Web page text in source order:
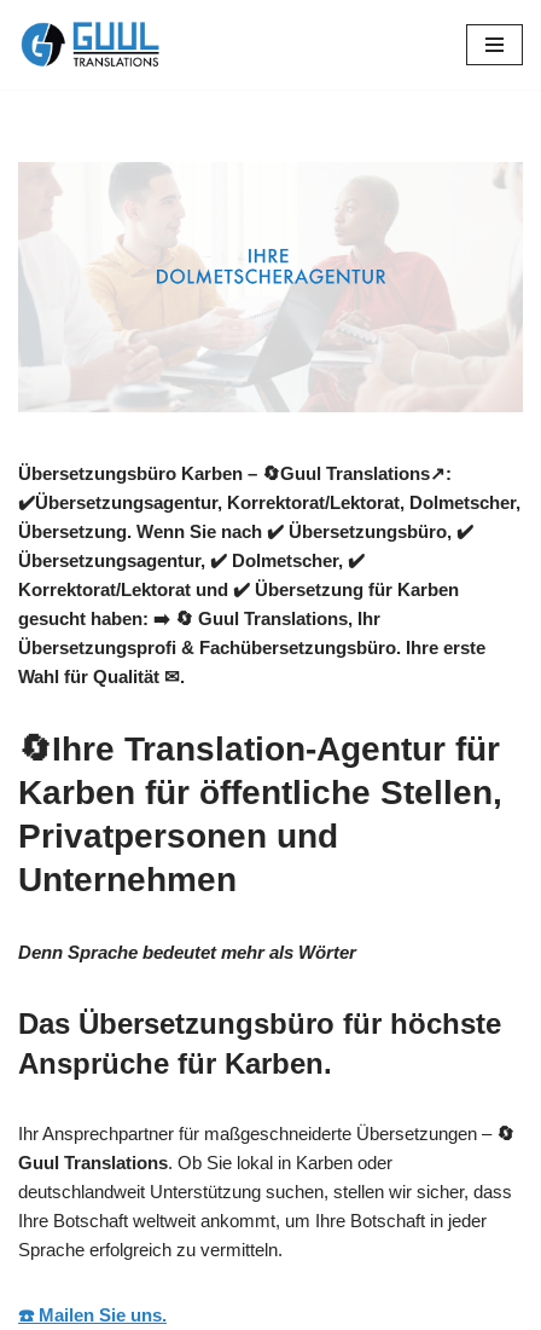
Zum
Übersetzungsbüro Karben – 🔄Guul Translations↗️:
✔️Übersetzungsagentur, Korrektorat/Lektorat, Dolmetscher,
Übersetzung. Wenn Sie nach ✔️ Übersetzungsbüro, ✔️
Übersetzungsagentur, ✔️ Dolmetscher, ✔️
Korrektorat/Lektorat und ✔️ Übersetzung für Karben
gesucht haben: ➡️ 🔄 Guul Translations, Ihr
Übersetzungsprofi & Fachübersetzungsbüro. Ihre erste
Wahl für Qualität ✉.
🔄Ihre Translation-Agentur für
Karben für öffentliche Stellen,
Privatpersonen und
Unternehmen
Denn Sprache bedeutet mehr als Wörter
Das Übersetzungsbüro für höchste
Ansprüche für Karben.
Ihr Ansprechpartner für maßgeschneiderte Übersetzungen – 🔄
Guul Translations. Ob Sie lokal in Karben oder
deutschlandweit Unterstützung suchen, stellen wir sicher, dass
Ihre Botschaft weltweit ankommt, um Ihre Botschaft in jeder
Sprache erfolgreich zu vermitteln.
☎️ Mailen Sie uns.